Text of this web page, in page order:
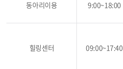
동아리이용 9:00~18:00
힐링센터 09:00~17:40